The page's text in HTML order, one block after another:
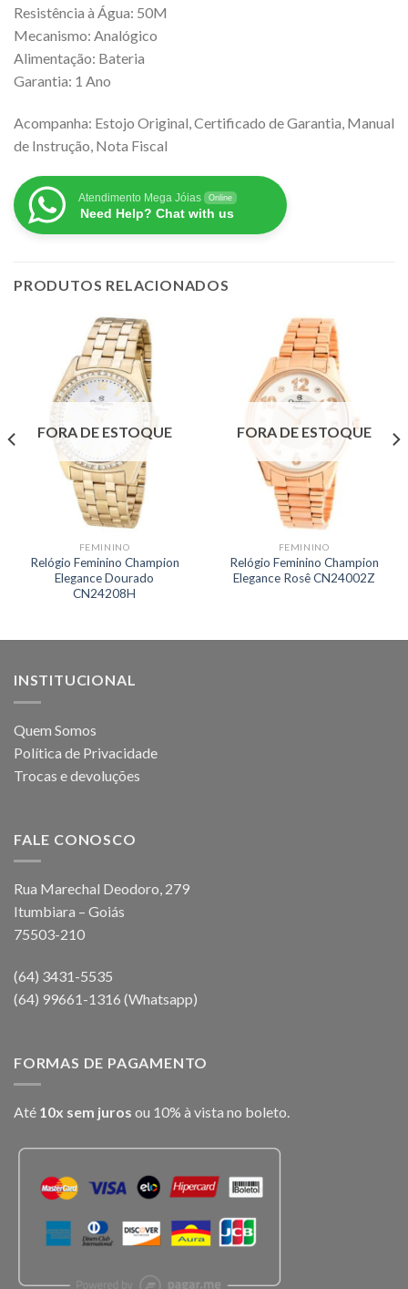
Resistência à Água: 50M
Mecanismo: Analógico
Alimentação: Bateria
Garantia: 1 Ano
Acompanha: Estojo Original, Certificado de Garantia, Manual
de Instrução, Nota Fiscal
Atendimento Mega Jóias Online
Need Help? Chat with us
PRODUTOS RELACIONADOS
FORA DE ESTOQUE
FEMININO
Relógio Feminino Champion
Elegance Dourado
CN24208H
FORA DE ESTOQUE
FEMININO
Relógio Feminino Champion
Elegance Rosê CN24002Z
INSTITUCIONAL
Quem Somos
Política de Privacidade
Trocas e devoluções
FALE CONOSCO
Rua Marechal Deodoro, 279
Itumbiara – Goiás
75503-210
(64) 3431-5535
(64) 99661-1316 (Whatsapp)
FORMAS DE PAGAMENTO
Até 10x sem juros ou 10% à vista no boleto.